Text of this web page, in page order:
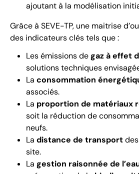
ajoutant à la modélisation
Grâce à SEVE-TP, une maitrise
des indicateurs clés tels que :
Les émissions degaz à effet
solutions techniques
La consommation
associés.
La proportion de matériaux
soit la réduction de
neufs.
La distance de transport
site.
La gestion raisonnée de